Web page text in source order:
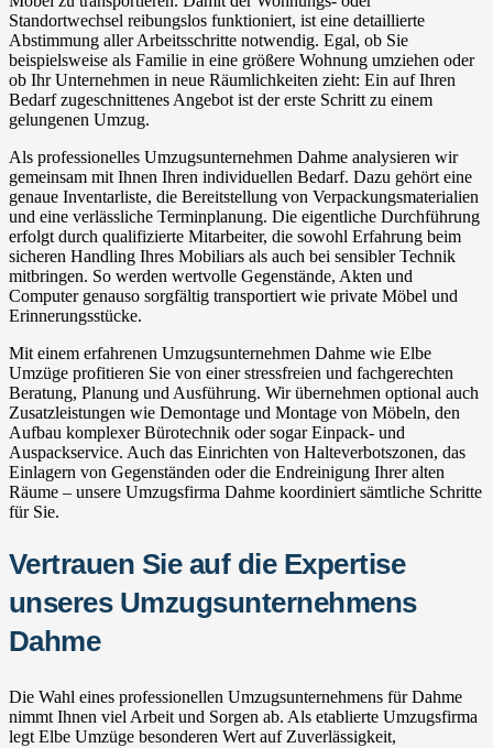
Standortwechsel reibungslos funktioniert, ist eine detaillierte
Abstimmung aller Arbeitsschritte notwendig. Egal, ob Sie
beispielsweise als Familie in eine größere Wohnung umziehen oder
ob Ihr Unternehmen in neue Räumlichkeiten zieht: Ein auf Ihren
Bedarf zugeschnittenes Angebot ist der erste Schritt zu einem
gelungenen Umzug.
Als professionelles Umzugsunternehmen Dahme analysieren wir
gemeinsam mit Ihnen Ihren individuellen Bedarf. Dazu gehört eine
genaue Inventarliste, die Bereitstellung von Verpackungsmaterialien
und eine verlässliche Terminplanung. Die eigentliche Durchführung
erfolgt durch qualifizierte Mitarbeiter, die sowohl Erfahrung beim
sicheren Handling Ihres Mobiliars als auch bei sensibler Technik
mitbringen. So werden wertvolle Gegenstände, Akten und
Computer genauso sorgfältig transportiert wie private Möbel und
Erinnerungsstücke.
Mit einem erfahrenen Umzugsunternehmen Dahme wie Elbe
Umzüge profitieren Sie von einer stressfreien und fachgerechten
Beratung, Planung und Ausführung. Wir übernehmen optional auch
Zusatzleistungen wie Demontage und Montage von Möbeln, den
Aufbau komplexer Bürotechnik oder sogar Einpack- und
Auspackservice. Auch das Einrichten von Halteverbotszonen, das
Einlagern von Gegenständen oder die Endreinigung Ihrer alten
Räume – unsere Umzugsfirma Dahme koordiniert sämtliche Schritte
für Sie.
Vertrauen Sie auf die Expertise
unseres Umzugsunternehmens
Dahme
Die Wahl eines professionellen Umzugsunternehmens für Dahme
nimmt Ihnen viel Arbeit und Sorgen ab. Als etablierte Umzugsfirma
legt Elbe Umzüge besonderen Wert auf Zuverlässigkeit,